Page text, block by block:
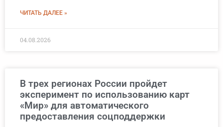
ЧИТАТЬ ДАЛЕЕ »
04.08.2026
В трех регионах России пройдет
эксперимент по использованию карт
«Мир» для автоматического
предоставления соцподдержки